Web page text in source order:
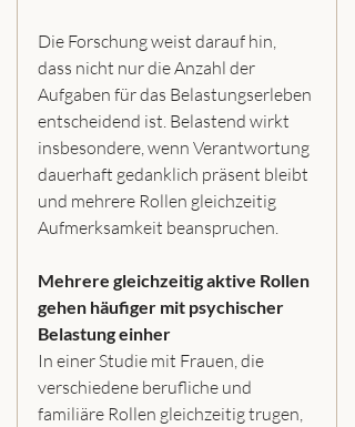
Die Forschung weist darauf hin,
dass nicht nur die Anzahl der
Aufgaben für das Belastungserleben
entscheidend ist. Belastend wirkt
insbesondere, wenn Verantwortung
dauerhaft gedanklich präsent bleibt
und mehrere Rollen gleichzeitig
Aufmerksamkeit beanspruchen.
Mehrere gleichzeitig aktive Rollen
gehen häufiger mit psychischer
Belastung einher
In einer Studie mit Frauen, die
verschiedene berufliche und
familiäre Rollen gleichzeitig trugen,